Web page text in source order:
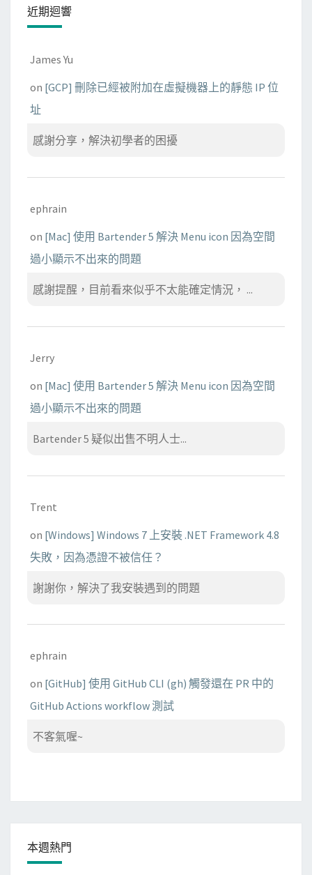
近期迴響
James Yu
on [GCP] 刪除已經被附加在虛擬機器上的靜態 IP 位
址
感謝分享，解決初學者的困擾
ephrain
on [Mac] 使用 Bartender 5 解決 Menu icon 因為空間
過小顯示不出來的問題
感謝提醒，目前看來似乎不太能確定情況， ...
Jerry
on [Mac] 使用 Bartender 5 解決 Menu icon 因為空間
過小顯示不出來的問題
Bartender 5 疑似出售不明人士...
Trent
on [Windows] Windows 7 上安裝 .NET Framework 4.8
失敗，因為憑證不被信任？
謝謝你，解決了我安裝遇到的問題
ephrain
on [GitHub] 使用 GitHub CLI (gh) 觸發還在 PR 中的
GitHub Actions workflow 測試
不客氣喔~
本週熱門